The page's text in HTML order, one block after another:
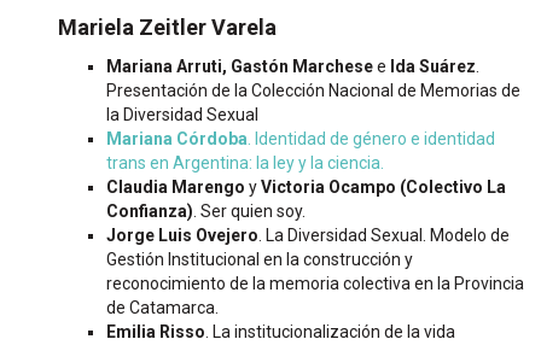
Mariela Zeitler Varela
Mariana Arruti, Gastón Marchesee Ida Suárez.
Presentación de la Colección Nacional de Memorias de
la Diversidad Sexual
Mariana Córdoba. Identidad de género e identidad
trans en Argentina: la ley y la ciencia.
Claudia Marengo yVictoria Ocampo (Colectivo La
Confianza). Ser quien soy.
Jorge Luis Ovejero. La Diversidad Sexual. Modelo de
Gestión Institucional en la construcción y
reconocimiento de la memoria colectiva en la Provincia
de Catamarca.
Emilia Risso. La institucionalización de la vida